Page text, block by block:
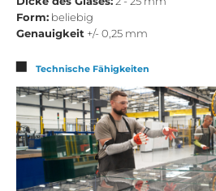
Form: beliebig
Genauigkeit +/- 0,25 mm
Technische Fähigkeiten